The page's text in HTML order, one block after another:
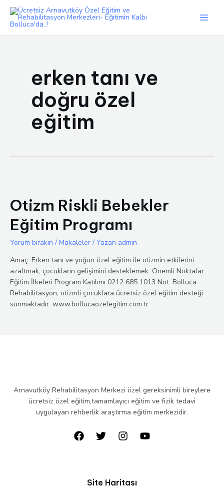
İçeriğe
atla
erken tanı ve
doğru özel
eğitim
Otizm Riskli Bebekler
Eğitim Programı
Yorum bırakın / Makaleler / Yazan admin
Amaç: Erken tanı ve yoğun özel eğitim ile otizmin etkilerini
azaltmak, çocukların gelişimini desteklemek. Önemli Noktalar
Eğitim İlkeleri Program Katılımı 0212 685 1013 Not: Bolluca
Rehabilitasyon, otizmli çocuklara ücretsiz özel eğitim desteği
sunmaktadır. www.bollucaozelegitim.com.tr
Arnavutköy Rehabilitasyon Merkezi özel gereksinimli bireylere
ücretsiz özel eğitim,tamamlayıcı eğitim ve fizik tedavi
uygulayan rehberlik araştırma eğitim merkezidir.
Site Haritası